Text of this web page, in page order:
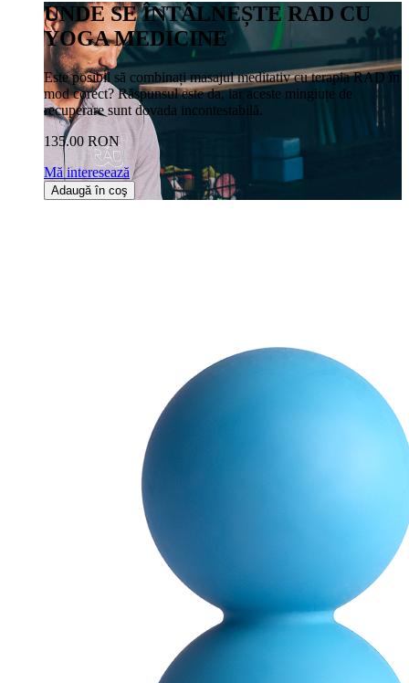
UNDE SE ÎNTÂLNEȘTE RAD CU
YOGA MEDICINE
Este posibil să combinați masajul meditativ cu terapia RAD în
mod corect? Răspunsul este da, iar aceste mingiuțe de
recuperare sunt dovada incontestabilă.
135.00 RON
Mă interesează
Adaugă în coş